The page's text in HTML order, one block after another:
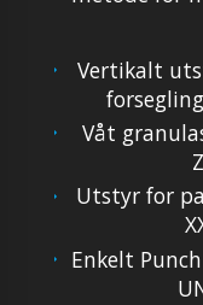
Vertikalt
Våt
Utstyr for
Enkelt